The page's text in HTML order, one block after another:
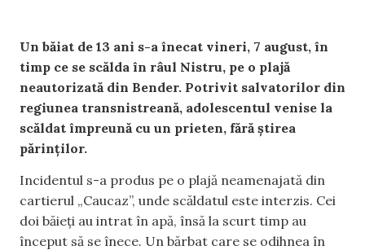
Un băiat de 13 ani s-a înecat vineri, 7 august, în
timp ce se scălda în râul Nistru, pe o plajă
neautorizată din Bender. Potrivit salvatorilor din
regiunea transnistreană, adolescentul venise la
scăldat împreună cu un prieten, fără știrea
părinților.
Incidentul s-a produs pe o plajă neamenajată din
cartierul „Caucaz”, unde scăldatul este interzis. Cei
doi băieți au intrat în apă, însă la scurt timp au
început să se înece. Un bărbat care se odihnea în